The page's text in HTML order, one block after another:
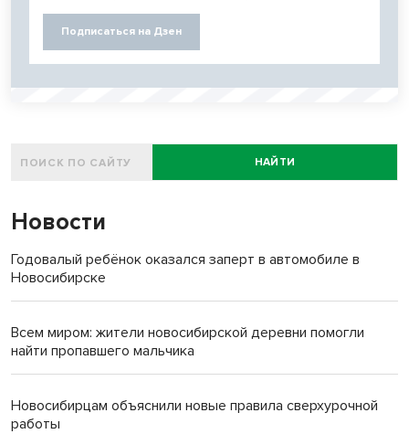
Подписаться на Дзен
НАЙТИ
Новости
Годовалый ребёнок оказался заперт в автомобиле в
Новосибирске
Всем миром: жители новосибирской деревни помогли
найти пропавшего мальчика
Новосибирцам объяснили новые правила сверхурочной
работы